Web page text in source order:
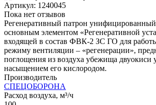
Артикул: 1240045
Пока нет отзывов
Регенеративный патрон
основным элементом «Регенеративной
входящей в состав ФВК-2 ЗС ГО для
режиму вентиляции – «регенерации»,
поглощения из воздуха убежища двуокиси
насыщением его кислородом.
Производитель
СПЕЦОБОРОНА
Расход воздуха, м³/ч